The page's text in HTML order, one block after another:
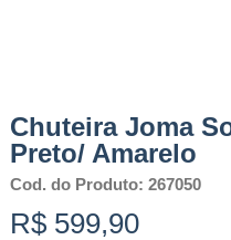
Chuteira Joma
Preto/ Amarelo
Cod. do Produto: 267050
R$ 599,90